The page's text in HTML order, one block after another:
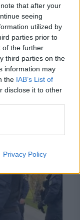
that after your
seeing
utilized by
parties prior to
of the further
third parties on the
information may
the IAB’s List of
disclose it to other
Privacy Policy
rămâne un
de Ziua